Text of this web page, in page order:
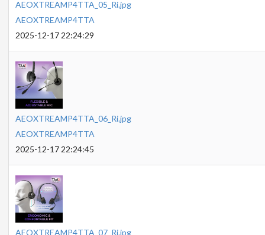
AEOXTREAMP4TTA_05_Ri.jpg
AEOXTREAMP4TTA
2025-12-17 22:24:29
AEOXTREAMP4TTA_06_Ri.jpg
AEOXTREAMP4TTA
2025-12-17 22:24:45
AEOXTREAMP4TTA_07_Ri.jpg